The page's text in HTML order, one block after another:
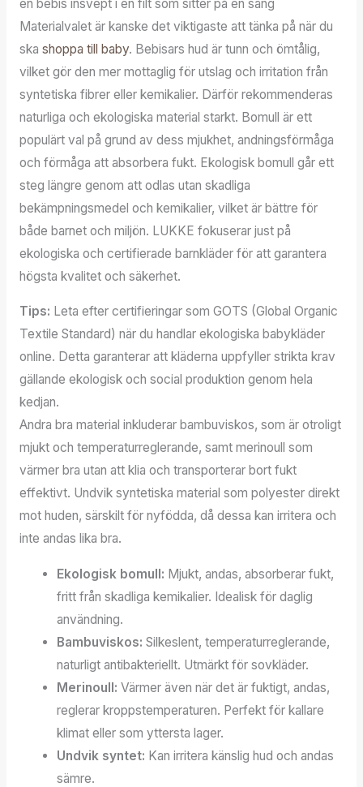
en bebis insvept i en filt som sitter på en säng
Materialvalet är kanske det viktigaste att tänka på när du
ska shoppa till baby. Bebisars hud är tunn och ömtålig,
vilket gör den mer mottaglig för utslag och irritation från
syntetiska fibrer eller kemikalier. Därför rekommenderas
naturliga och ekologiska material starkt. Bomull är ett
populärt val på grund av dess mjukhet, andningsförmåga
och förmåga att absorbera fukt. Ekologisk bomull går ett
steg längre genom att odlas utan skadliga
bekämpningsmedel och kemikalier, vilket är bättre för
både barnet och miljön. LUKKE fokuserar just på
ekologiska och certifierade barnkläder för att garantera
högsta kvalitet och säkerhet.
Tips: Leta efter certifieringar som GOTS (Global Organic
Textile Standard) när du handlar ekologiska babykläder
online. Detta garanterar att kläderna uppfyller strikta krav
gällande ekologisk och social produktion genom hela
kedjan.
Andra bra material inkluderar bambuviskos, som är otroligt
mjukt och temperaturreglerande, samt merinoull som
värmer bra utan att klia och transporterar bort fukt
effektivt. Undvik syntetiska material som polyester direkt
mot huden, särskilt för nyfödda, då dessa kan irritera och
inte andas lika bra.
Ekologisk bomull: Mjukt, andas, absorberar fukt,
fritt från skadliga kemikalier. Idealisk för daglig
användning.
Bambuviskos: Silkeslent, temperaturreglerande,
naturligt antibakteriellt. Utmärkt för sovkläder.
Merinoull: Värmer även när det är fuktigt, andas,
reglerar kroppstemperaturen. Perfekt för kallare
klimat eller som yttersta lager.
Undvik syntet: Kan irritera känslig hud och andas
sämre.